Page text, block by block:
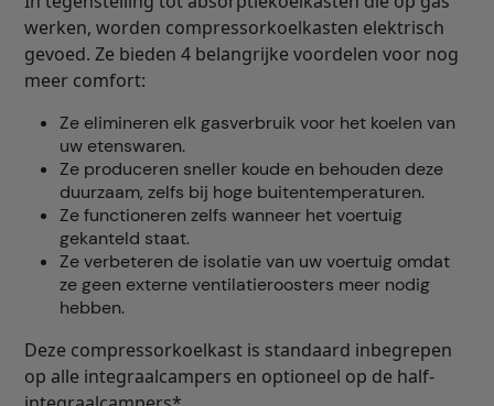
werken, worden compressorkoelkasten elektrisch
gevoed. Ze bieden 4 belangrijke voordelen voor nog
meer comfort:
Ze elimineren elk gasverbruik voor het koelen van
uw etenswaren.
Ze produceren sneller koude en behouden deze
duurzaam, zelfs bij hoge buitentemperaturen.
Ze functioneren zelfs wanneer het voertuig
gekanteld staat.
Ze verbeteren de isolatie van uw voertuig omdat
ze geen externe ventilatieroosters meer nodig
hebben.
Deze compressorkoelkast is standaard inbegrepen
op alle integraalcampers en optioneel op de half-